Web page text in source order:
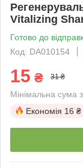
Vitalizing
Готово до
Код: DA010154
15 ₴ 31 ₴
Мінімальна сума
Економія 16 ₴